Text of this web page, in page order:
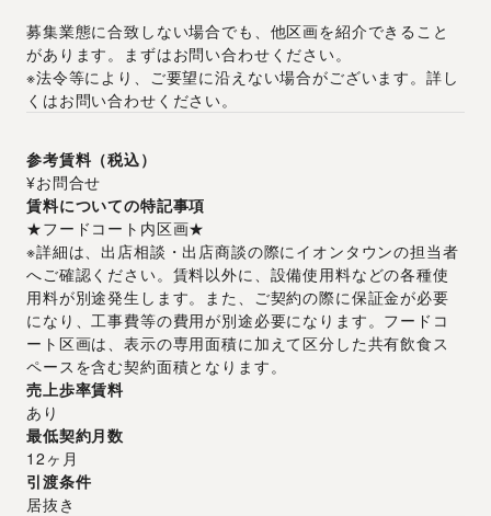
募集業態に合致しない場合でも、他区画を紹介できること
があります。まずはお問い合わせください。
※法令等により、ご要望に沿えない場合がございます。詳し
くはお問い合わせください。
参考賃料（税込）
¥お問合せ
賃料についての特記事項
★フードコート内区画★
※詳細は、出店相談・出店商談の際にイオンタウンの担当者
へご確認ください。賃料以外に、設備使用料などの各種使
用料が別途発生します。また、ご契約の際に保証金が必要
になり、工事費等の費用が別途必要になります。フードコ
ート区画は、表示の専用面積に加えて区分した共有飲食ス
ペースを含む契約面積となります。
売上歩率賃料
あり
最低契約月数
12ヶ月
引渡条件
居抜き